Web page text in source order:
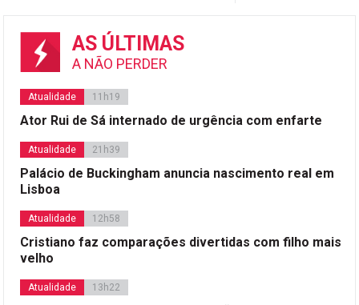
AS ÚLTIMAS
A NÃO PERDER
Atualidade 11h19
Ator Rui de Sá internado de urgência com enfarte
Atualidade 21h39
Palácio de Buckingham anuncia nascimento real em
Lisboa
Atualidade 12h58
Cristiano faz comparações divertidas com filho mais
velho
Atualidade 13h22